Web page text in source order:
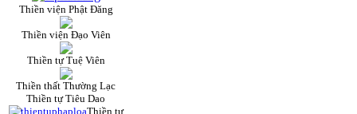
Thiền viện Phật Đăng
Thiền viện Đạo Viên
Thiền tự Tuệ Viên
Thiền thất Thường Lạc
Thiền tự Tiêu Dao
Thiền tự